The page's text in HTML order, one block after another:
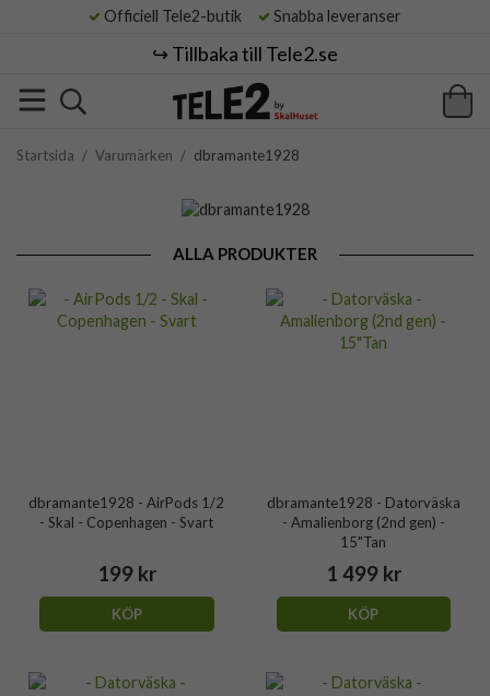
Officiell Tele2-butik Snabba leveranser
↪️ Tillbaka till Tele2.se
Startsida / Varumärken / dbramante1928
ALLA PRODUKTER
dbramante1928 - AirPods 1/2
- Skal - Copenhagen - Svart
199 kr
KÖP
dbramante1928 - Datorväska
- Amalienborg (2nd gen) -
15"Tan
1 499 kr
KÖP